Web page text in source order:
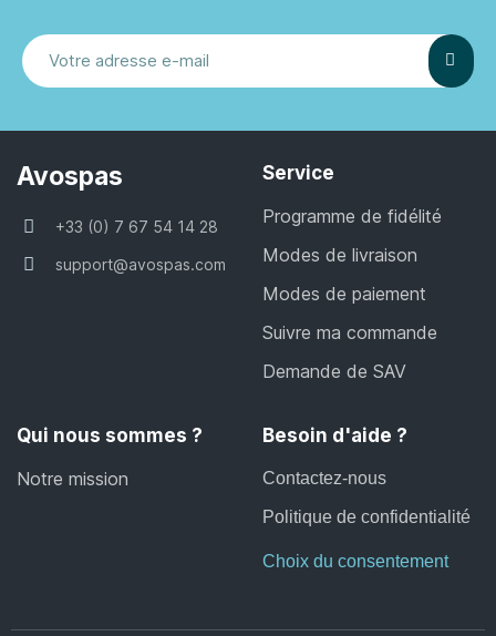
Avospas
+33 (0) 7 67 54 14 28
support@avospas.com
Service
Programme de fidélité
Modes de livraison
Modes de paiement
Suivre ma commande
Demande de SAV
Qui nous sommes ?
Notre mission
Besoin d'aide ?
Contactez-nous
Politique de confidentialité
Choix du consentement